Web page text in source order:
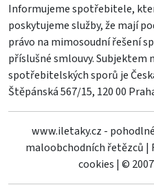
Informujeme spotřebitele,
poskytujeme služby, že mají
právo na mimosoudní řešení
příslušné smlouvy. Subjektem
spotřebitelských sporů je
Štěpánská 567/15, 120 00
www.iletaky.cz -
maloobchodních řetězců |
cookies | ©